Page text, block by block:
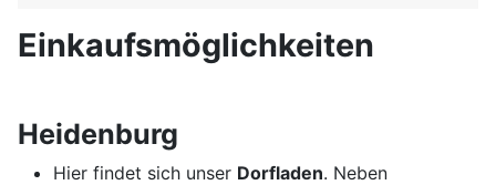
Einkaufsmöglichkeiten
Heidenburg
Hier findet sich unser Dorfladen. Neben